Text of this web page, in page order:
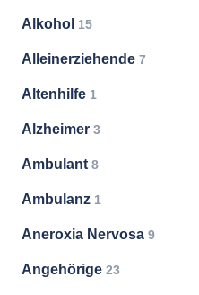
Alkohol 15
Alleinerziehende 7
Altenhilfe 1
Alzheimer 3
Ambulant 8
Ambulanz 1
Aneroxia Nervosa 9
Angehörige 23